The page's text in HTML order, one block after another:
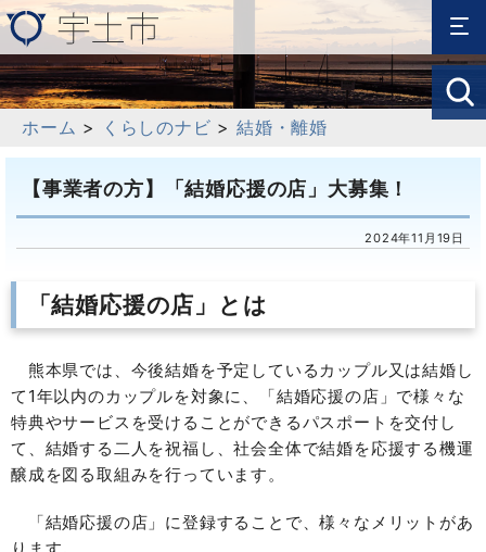
ホーム > くらしのナビ >結婚・離婚
【事業者の方】「結婚応援の店」大募集！
2024年11月19日
「結婚応援の店」とは
熊本県では、今後結婚を予定しているカップル又は結婚し
て1年以内のカップルを対象に、「結婚応援の店」で様々な
特典やサービスを受けることができるパスポートを交付し
て、結婚する二人を祝福し、社会全体で結婚を応援する機運
醸成を図る取組みを行っています。
「結婚応援の店」に登録することで、様々なメリットがあ
ります。